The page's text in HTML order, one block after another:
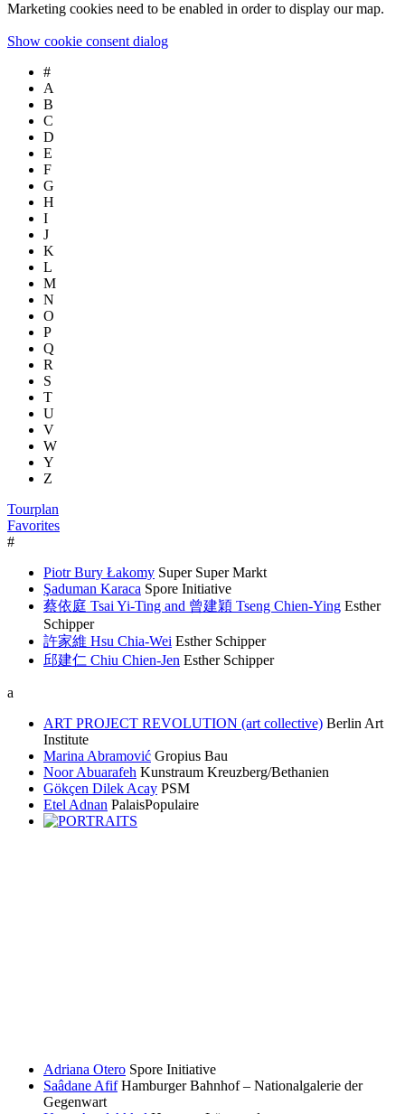
Marketing cookies need to be enabled in order to display our map.
Show cookie consent dialog
#
A
B
C
D
E
F
G
H
I
J
K
L
M
N
O
P
Q
R
S
T
U
V
W
Y
Z
Tourplan
Favorites
#
Piotr Bury Łakomy Super Super Markt
Şaduman Karaca Spore Initiative
蔡依庭 Tsai Yi-Ting and 曾建穎 Tseng Chien-Ying Esther
Schipper
許家維 Hsu Chia-Wei Esther Schipper
邱建仁 Chiu Chien-Jen Esther Schipper
a
ART PROJECT REVOLUTION (art collective) Berlin Art
Institute
Marina Abramović Gropius Bau
Noor Abuarafeh Kunstraum Kreuzberg/Bethanien
Gökçen Dilek Acay PSM
Etel Adnan PalaisPopulaire
Adriana Otero Spore Initiative
Saâdane Afif Hamburger Bahnhof – Nationalgalerie der
Gegenwart